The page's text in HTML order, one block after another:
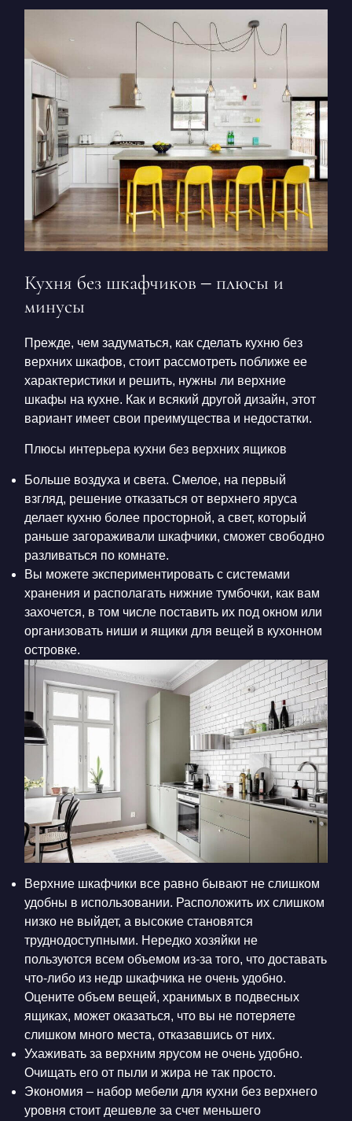
Кухня без шкафчиков – плюсы и
минусы
Прежде, чем задуматься, как сделать кухню без
верхних шкафов, стоит рассмотреть поближе ее
характеристики и решить, нужны ли верхние
шкафы на кухне. Как и всякий другой дизайн, этот
вариант имеет свои преимущества и недостатки.
Плюсы интерьера кухни без верхних ящиков
Больше воздуха и света. Смелое, на первый
взгляд, решение отказаться от верхнего яруса
делает кухню более просторной, а свет, который
раньше загораживали шкафчики, сможет свободно
разливаться по комнате.
Вы можете экспериментировать с системами
хранения и располагать нижние тумбочки, как вам
захочется, в том числе поставить их под окном или
организовать ниши и ящики для вещей в кухонном
островке.
Верхние шкафчики все равно бывают не слишком
удобны в использовании. Расположить их слишком
низко не выйдет, а высокие становятся
труднодоступными. Нередко хозяйки не
пользуются всем объемом из-за того, что доставать
что-либо из недр шкафчика не очень удобно.
Оцените объем вещей, хранимых в подвесных
ящиках, может оказаться, что вы не потеряете
слишком много места, отказавшись от них.
Ухаживать за верхним ярусом не очень удобно.
Очищать его от пыли и жира не так просто.
Экономия – набор мебели для кухни без верхнего
уровня стоит дешевле за счет меньшего